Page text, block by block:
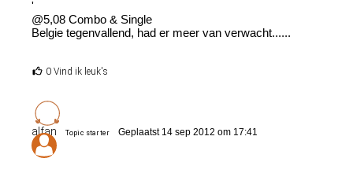
'
@5,08 Combo & Single
Belgie tegenvallend, had er meer van verwacht......
0 Vind ik leuk's
alfan Topic starter Geplaatst 14 sep 2012 om 17:41